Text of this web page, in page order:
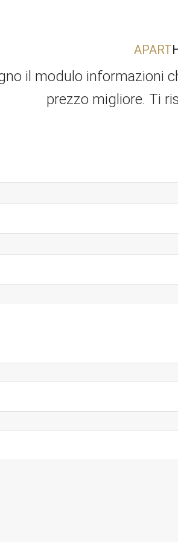
APART
il modulo informazioni
prezzo migliore. Ti